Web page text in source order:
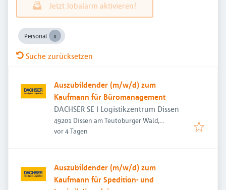
Jetzt Jobalarm aktivieren!
Personal
Suche zurücksetzen
Auszubildender (m/w/d) zum
Kaufmann für Büromanagement
DACHSER SE I Logistikzentrum Dissen
49201 Dissen am Teutoburger Wald,
Deutschland
Veröffentlicht
vor 4 Tagen
Auszubildender (m/w/d) zum
Kaufmann für Spedition- und